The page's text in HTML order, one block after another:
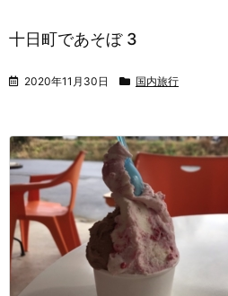
十日町であそぼ 3
2020年11月30日 国内旅行